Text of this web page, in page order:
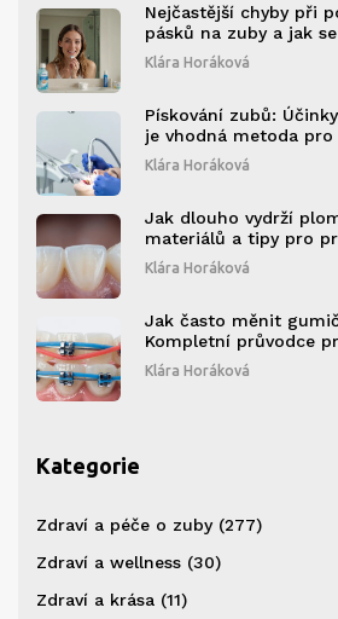
Nejčastější chyby při
pásků na zuby a jak
Klára Horáková
Pískování zubů:
je vhodná metoda
Klára Horáková
Jak dlouho vydrží
materiálů a tipy pro
Klára Horáková
Jak často měnit
Kompletní průvodce
Klára Horáková
Kategorie
Zdraví a péče o zuby (277)
Zdraví a wellness (30)
Zdraví a krása (11)